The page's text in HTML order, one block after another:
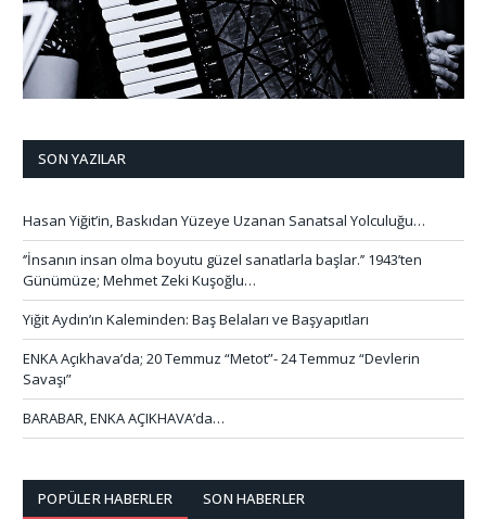
SON YAZILAR
Hasan Yiğit’in, Baskıdan Yüzeye Uzanan Sanatsal Yolculuğu…
‘’İnsanın insan olma boyutu güzel sanatlarla başlar.’’ 1943’ten
Günümüze; Mehmet Zeki Kuşoğlu…
Yiğit Aydın’ın Kaleminden: Baş Belaları ve Başyapıtları
ENKA Açıkhava’da; 20 Temmuz “Metot”- 24 Temmuz “Devlerin
Savaşı”
BARABAR, ENKA AÇIKHAVA’da…
POPÜLER HABERLER SON HABERLER